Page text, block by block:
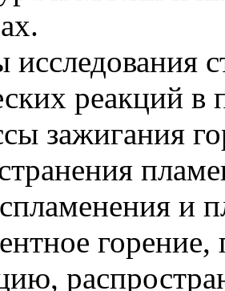
реакций в
зажигания
и
горение,